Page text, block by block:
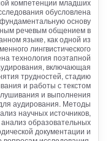
обусловлена
основу
речевым общением в
языке, как одной из
лингвистического
технология поэтапной
включающая
трудностей, стадию
и работы с текстом
и выполнения
аудирования. Методы
научных источников,
образовательных
документации и